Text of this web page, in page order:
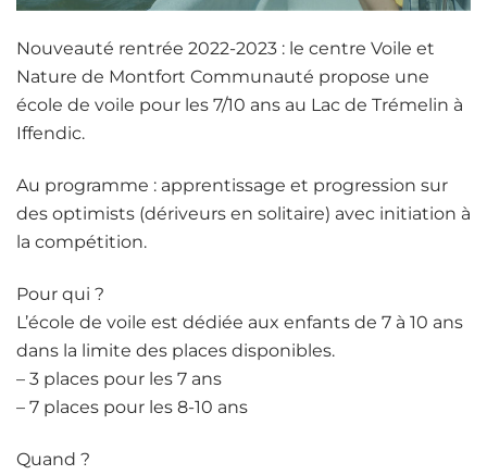
Nouveauté rentrée 2022-2023 : le centre Voile et
Nature de Montfort Communauté propose une
école de voile pour les 7/10 ans au Lac de Trémelin à
Iffendic.
Au programme : apprentissage et progression sur
des optimists (dériveurs en solitaire) avec initiation à
la compétition.
Pour qui ?
L’école de voile est dédiée aux enfants de 7 à 10 ans
dans la limite des places disponibles.
– 3 places pour les 7 ans
– 7 places pour les 8-10 ans
Quand ?